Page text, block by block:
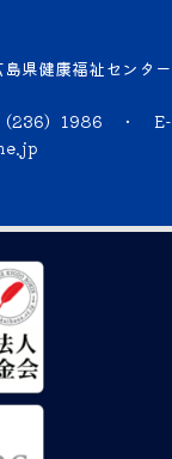
健康福祉センター
236）1986 ・ E-